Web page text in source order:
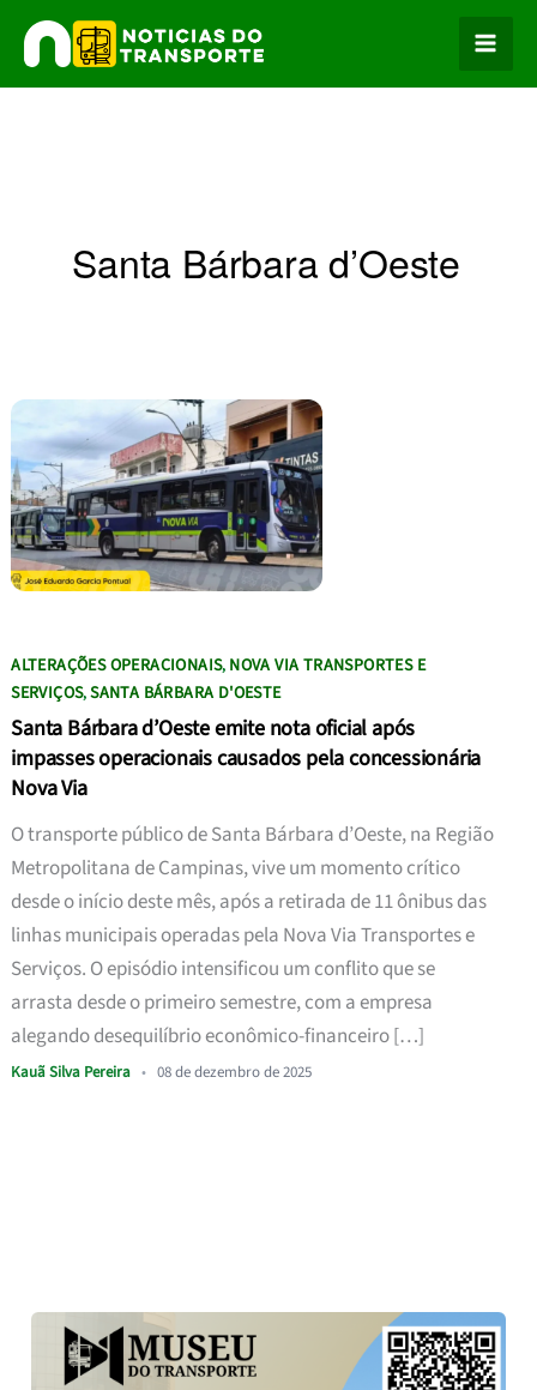
para
o
Santa Bárbara d’Oeste
ALTERAÇÕES OPERACIONAIS, NOVA VIA TRANSPORTES E
SERVIÇOS,SANTA BÁRBARA D'OESTE
Santa Bárbara d’Oeste emite nota oficial após
impasses operacionais causados pela concessionária
Nova Via
O transporte público de Santa Bárbara d’Oeste, na Região
Metropolitana de Campinas, vive um momento crítico
desde o início deste mês, após a retirada de 11 ônibus das
linhas municipais operadas pela Nova Via Transportes e
Serviços. O episódio intensificou um conflito que se
arrasta desde o primeiro semestre, com a empresa
alegando desequilíbrio econômico-financeiro […]
Kauã Silva Pereira • 08 de dezembro de 2025